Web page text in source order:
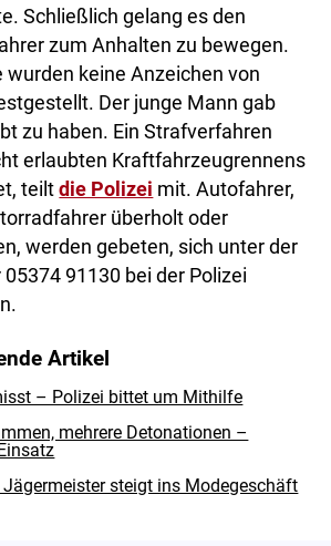
Schließlich gelang es den
zum Anhalten zu bewegen.
wurden keine Anzeichen von
Der junge Mann gab
zu haben. Ein Strafverfahren
erlaubten Kraftfahrzeugrennens
teiltdie Polizei mit. Autofahrer,
überholt oder
werden gebeten, sich unter der
91130 bei der Polizei
Artikel
– Polizei bittet um Mithilfe
mehrere Detonationen –
Jägermeister steigt ins Modegeschäft